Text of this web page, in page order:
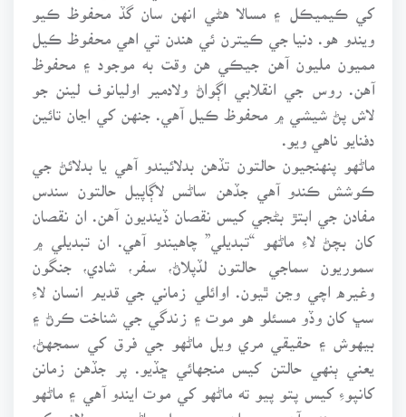
کي ڪيميڪل ۽ مسالا هڻي انهن سان گڏ محفوظ ڪيو
ويندو هو. دنيا جي ڪيترن ئي هندن تي اهي محفوظ ڪيل
مميون مليون آهن جيڪي هن وقت به موجود ۽ محفوظ
آهن. روس جي انقلابي اڳواڻ ولادمير اوليانوف لينن جو
لاش پڻ شيشي ۾ محفوظ ڪيل آهي. جنهن کي اڃان تائين
دفنايو ناهي ويو.
ماڻهو پنهنجيون حالتون تڏهن بدلائيندو آهي يا بدلائڻ جي
ڪوشش ڪندو آهي جڏهن ساڻس لاڳاپيل حالتون سندس
مفادن جي ابتڙ بڻجي کيس نقصان ڏينديون آهن. ان نقصان
کان بچڻ لاءِ ماڻهو “تبديلي” چاهيندو آهي. ان تبديلي ۾
سموريون سماجي حالتون لڏپلاڻ، سفر، شادي، جنگون
وغيره اچي وڃن ٿيون. اوائلي زماني جي قديم انسان لاءِ
سڀ کان وڏو مسئلو هو موت ۽ زندگي جي شناخت ڪرڻ ۽
بيهوش ۽ حقيقي مري ويل ماڻهو جي فرق کي سمجهڻ،
يعني ٻنهي حالتن کيس منجهائي ڇڏيو. پر جڏهن زمانن
کانپوءِ کيس پتو پيو ته ماڻهو کي موت ايندو آهي ۽ ماڻهو
مري ويندو آهي، پر ان مري ويل ماڻهو جي لاش کي